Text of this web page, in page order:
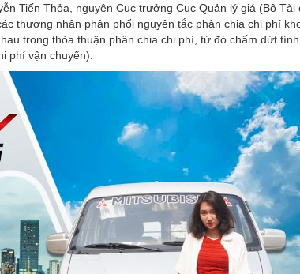
Tiến Thỏa, nguyên Cục trưởng Cục Quản lý giá (Bộ
thương nhân phân phối nguyên tắc phân chia chi phí
trong thỏa thuận phân chia chi phí, từ đó chấm dứt
phí vận chuyển).